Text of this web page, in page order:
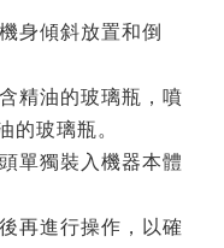
身傾斜放置和倒
精油的玻璃瓶，噴
的玻璃瓶。
單獨裝入機器本體
再進行操作，以確